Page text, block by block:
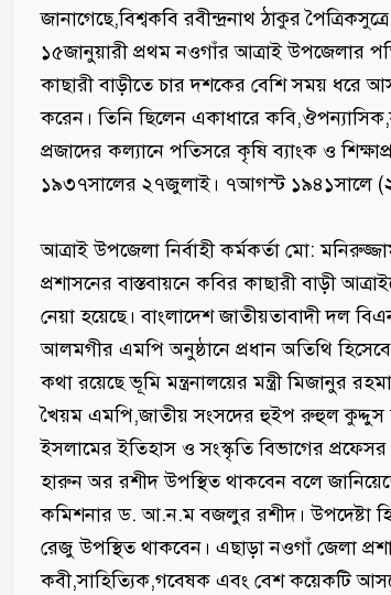
‎জানাগেছে,বিশ্বকবি রবীন্দ্রনাথ ঠাকুর
১৫জানুয়ারী প্রথম নওগাঁর আত্রাই উপজেলার
কাছারী বাড়ীতে চার দশকের বেশি সময় ধরে
করেন। তিনি ছিলেন একাধারে
প্রজাদের কল্যানে পতিসরে কৃষি ব্যাংক ও
১৯৩৭সালের ২৭জুলাই। ৭আগস্ট ১৯৪১সালে
‎আত্রাই উপজেলা নির্বাহী কর্মকর্তা মো:
প্রশাসনের বাস্তবায়নে কবির কাছারী বাড়ী
নেয়া হয়েছে। বাংলাদেশ জাতীয়তাবাদী দল
আলমগীর এমপি অনুষ্ঠানে প্রধান অতিথি
কথা রয়েছে ভূমি মন্ত্রনালয়ের মন্ত্রী মিজানুর
খৈয়ম এমপি,জাতীয় সংসদের হুইপ রুহুল কুদ্দুস
ইসলামের ইতিহাস ও সংস্কৃতি বিভাগের
হারুন অর রশীদ উপস্থিত থাকবেন বলে
কমিশনার ড. আ.ন.ম বজলুর রশীদ। উপদেষ্টা
রেজু উপস্থিত থাকবেন। এছাড়া নওগাঁ জেলা
কবী,সাহিত্যিক,গবেষক এবং বেশ কয়েকটি